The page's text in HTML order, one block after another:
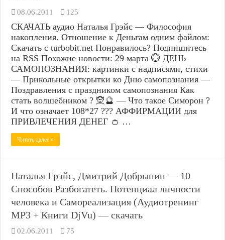
08.06.2011 125
СКАЧАТЬ аудио Наталья Грэйс — Философия
накопления. Отношение к Деньгам одним файлом:
Скачать с turbobit.net Понравилось? Подпишитесь
на RSS Похожие новости: 29 марта 💮 ДЕНЬ
САМОПОЗНАНИЯ: картинки с надписями, стихи
— Прикольные открытки ко Дню самопознания —
Поздравления с праздником самопознания Как
стать волшебником ? 🧝🔮 — Что такое Симорон ?
И что означает 108*27 ??? АФФИРМАЦИИ для
ПРИВЛЕЧЕНИЯ ДЕНЕГ 👛 …
Читать далее »
Наталья Грэйс, Дмитрий Добрынин — 10
Способов Разбогатеть. Потенциал личности
человека и Самореализация (Аудиотренинг
MP3 + Книги DjVu) — скачать
02.06.2011 75